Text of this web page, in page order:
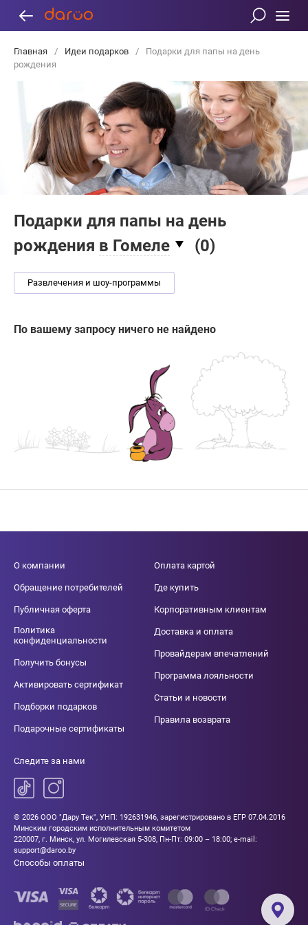
Главная / Идеи подарков /
Подарки для папы на день
рождения
Подарки для папы на день
рождения в Гомеле (0)
Развлечения и шоу-программы
По вашему запросу ничего не найдено
О компании
Обращение потребителей
Публичная оферта
Политика
конфиденциальности
Получить бонусы
Активировать сертификат
Подборки подарков
Подарочные сертификаты
Оплата картой
Где купить
Корпоративным клиентам
Доставка и оплата
Провайдерам впечатлений
Программа лояльности
Статьи и новости
Правила возврата
Следите за нами
© 2026 ООО "Дару Тек", УНП: 192631946, зарегистрировано в ЕГР 07.04.2016
Минским городским исполнительным комитетом
220007, г. Минск, ул. Могилевская 5-308, Пн-Пт: 09:00 – 18:00; e-mail:
support@daroo.by
Способы оплаты